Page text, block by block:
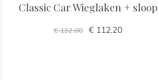
Classic Car Wieglaken + sloop
€ 132,00 € 112,20